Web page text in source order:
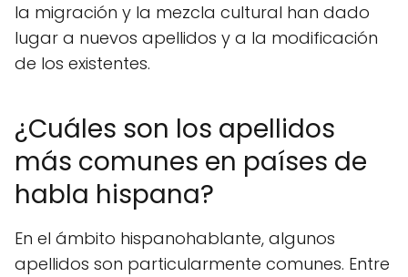
la migración y la mezcla cultural han dado
lugar a nuevos apellidos y a la modificación
de los existentes.
¿Cuáles son los apellidos
más comunes en países de
habla hispana?
En el ámbito hispanohablante, algunos
apellidos son particularmente comunes. Entre